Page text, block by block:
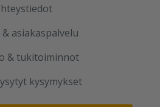
asiakaspalvelu
& tukitoiminnot
kysymykset